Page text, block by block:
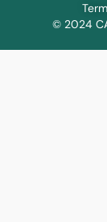
© 2024